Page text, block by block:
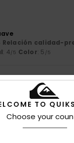
Relación calidad-
: 4/5 Color: 5 /5
4/5
TO
Choose your